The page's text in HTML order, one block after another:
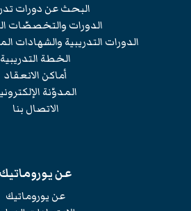
البحث عن دورات
الدورات والتخصصّات
الدورات التدريبية والشهادات
الخطة التدريبية
أماكن الانعقاد
المدوّنة
الاتصال بنا
عن يوروماتيك
عن يوروماتيك